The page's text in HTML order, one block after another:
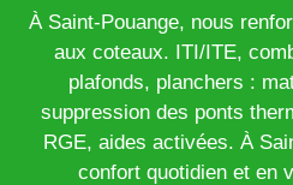
À Saint-Pouange, nous
aux coteaux. ITI/ITE,
plafonds, planchers :
suppression des ponts
RGE, aides activées. À
confort quotidien et en